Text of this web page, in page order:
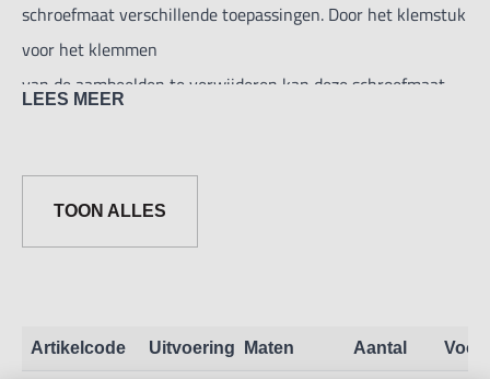
schroefmaat verschillende toepassingen. Door het klemstuk
voor het klemmen
van de aambeelden te verwijderen kan deze schroefmaat
LEES MEER
TOON ALLES
Artikelcode Uitvoering Maten Aantal